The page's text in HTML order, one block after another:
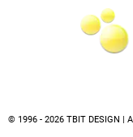
© 1996 - 2026 TBIT DESIGN |